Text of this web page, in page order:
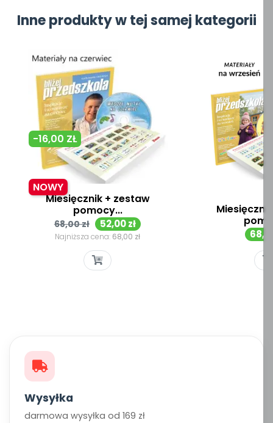
Inne produkty w tej samej kategorii
Miesięcznik + zestaw
pomocy...
Cena
podstawowa
68,00 zł Cena
52,00 zł
Najniższa cena: 68,00 zł
-16,00 ZŁ
NOWY
Wysyłka
darmowa wysyłka od 169 zł